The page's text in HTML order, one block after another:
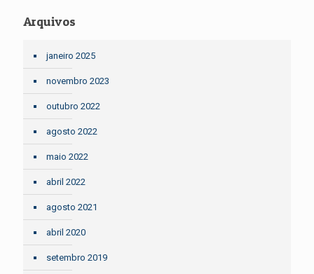
Arquivos
janeiro 2025
novembro 2023
outubro 2022
agosto 2022
maio 2022
abril 2022
agosto 2021
abril 2020
setembro 2019